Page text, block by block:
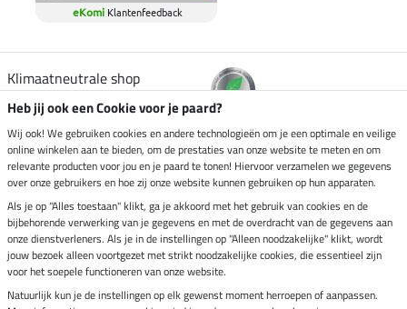
eKomi Klantenfeedback
Klimaatneutrale shop
Verzending per
Veilig betalen met
Impressum
Heb jij ook een Cookie voor je paard?
Wij ook! We gebruiken cookies en andere technologieën om je een optimale en veilige
online winkelen aan te bieden, om de prestaties van onze website te meten en om
relevante producten voor jou en je paard te tonen! Hiervoor verzamelen we gegevens
over onze gebruikers en hoe zij onze website kunnen gebruiken op hun apparaten.
Als je op "Alles toestaan" klikt, ga je akkoord met het gebruik van cookies en de
bijbehorende verwerking van je gegevens en met de overdracht van de gegevens aan
onze dienstverleners. Als je in de instellingen op "Alleen noodzakelijke" klikt, wordt
jouw bezoek alleen voortgezet met strikt noodzakelijke cookies, die essentieel zijn
voor het soepele functioneren van onze website.
Natuurlijk kun je de instellingen op elk gewenst moment herroepen of aanpassen.